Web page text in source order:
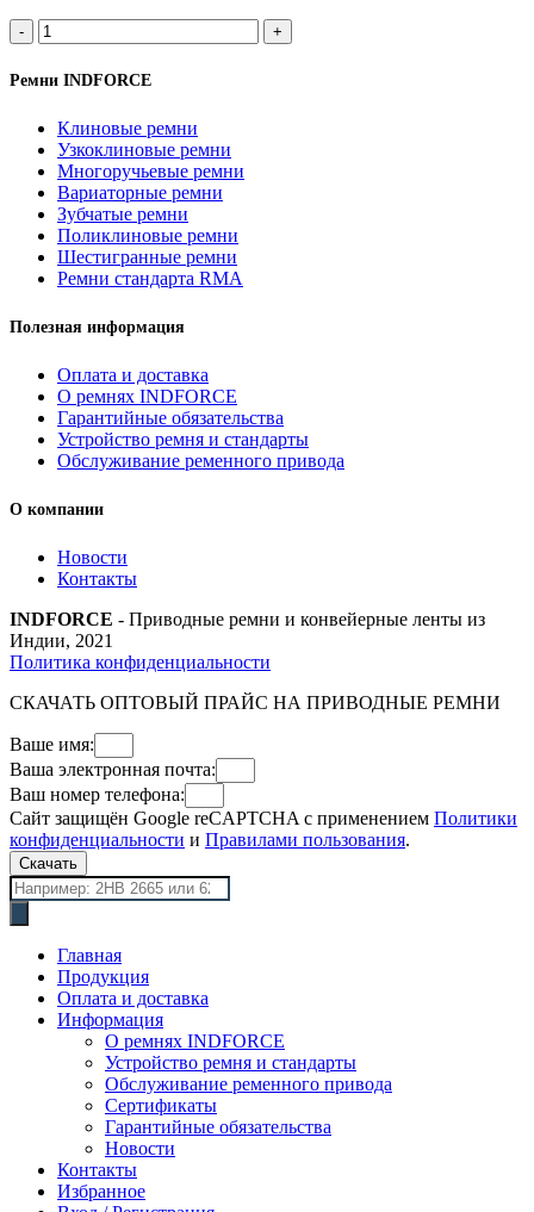
A
1920Li/
1950Lp
ремень
INDFORCE
Strongest
quantity
Ремни INDFORCE
Клиновые ремни
Узкоклиновые ремни
Многоручьевые ремни
Вариаторные ремни
Зубчатые ремни
Поликлиновые ремни
Шестигранные ремни
Ремни стандарта RMA
Полезная информация
Оплата и доставка
О ремнях INDFORCE
Гарантийные обязательства
Устройство ремня и стандарты
Обслуживание ременного привода
О компании
Новости
Контакты
INDFORCE - Приводные ремни и конвейерные ленты из
Индии, 2021
Политика конфиденциальности
СКАЧАТЬ ОПТОВЫЙ ПРАЙС НА ПРИВОДНЫЕ РЕМНИ
Ваше имя:
Ваша электронная почта:
Ваш номер телефона:
Сайт защищён Google reCAPTCHA с применением Политики
конфиденциальности и Правилами пользования.
Скачать
Поиск
товаров
Главная
Продукция
Оплата и доставка
Информация
О ремнях INDFORCE
Устройство ремня и стандарты
Обслуживание ременного привода
Сертификаты
Гарантийные обязательства
Новости
Контакты
Избранное